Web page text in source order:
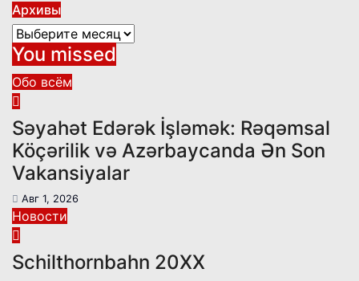
Архивы
Архивы
You missed
Обо всём
Səyahət Edərək İşləmək: Rəqəmsal
Köçərilik və Azərbaycanda Ən Son
Vakansiyalar
Авг 1, 2026
Новости
Schilthornbahn 20XX